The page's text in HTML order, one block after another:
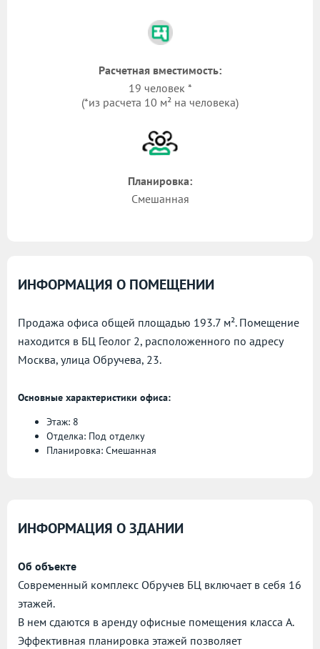
Расчетная вместимость:
19 человек *
(*из расчета 10 м² на человека)
Планировка:
Смешанная
ИНФОРМАЦИЯ О ПОМЕЩЕНИИ
Продажа офиса общей площадью 193.7 м². Помещение
находится в БЦ Геолог 2, расположенного по адресу
Москва, улица Обручева, 23.
Основные характеристики офиса:
Этаж: 8
Отделка: Под отделку
Планировка: Смешанная
ИНФОРМАЦИЯ О ЗДАНИИ
Об объекте
Современный комплекс Обручев БЦ включает в себя 16
этажей.
В нем сдаются в аренду офисные помещения класса А.
Эффективная планировка этажей позволяет